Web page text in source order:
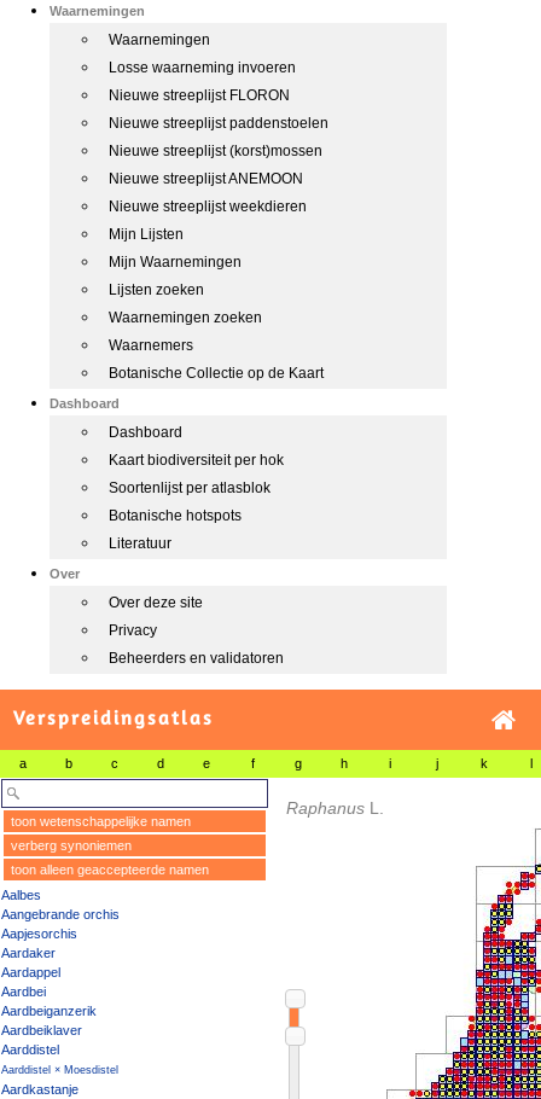
Waarnemingen
Waarnemingen
Losse waarneming invoeren
Nieuwe streeplijst FLORON
Nieuwe streeplijst paddenstoelen
Nieuwe streeplijst (korst)mossen
Nieuwe streeplijst ANEMOON
Nieuwe streeplijst weekdieren
Mijn Lijsten
Mijn Waarnemingen
Lijsten zoeken
Waarnemingen zoeken
Waarnemers
Botanische Collectie op de Kaart
Dashboard
Dashboard
Kaart biodiversiteit per hok
Soortenlijst per atlasblok
Botanische hotspots
Literatuur
Over
Over deze site
Privacy
Beheerders en validatoren
Verspreidingsatlas
a b c d e f g h i j k l
toon wetenschappelijke namen
verberg synoniemen
toon alleen geaccepteerde namen
Aalbes
Aangebrande orchis
Aapjesorchis
Aardaker
Aardappel
Aardbei
Aardbeiganzerik
Aardbeiklaver
Aarddistel
Aarddistel × Moesdistel
Aardkastanje
Raphanus L.